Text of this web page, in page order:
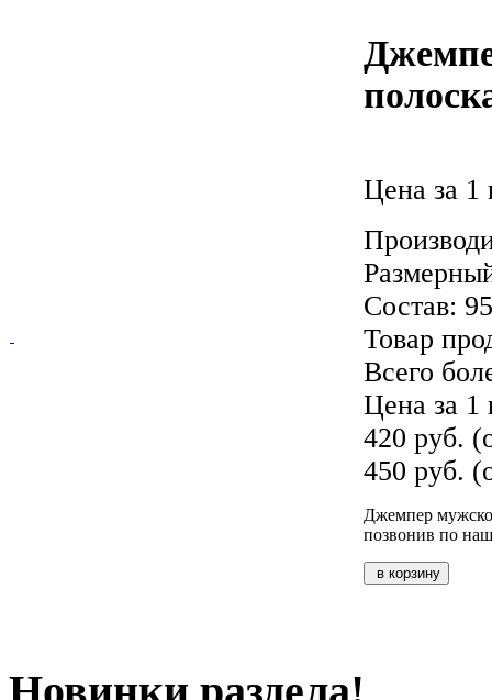
Цена за 1
Состав:
Товар
Всего
Цена за 1
420 руб.
450 руб.
Джемпер
позвонив по